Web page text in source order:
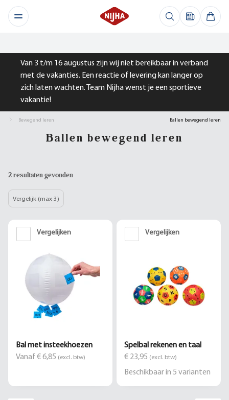
Van 3 t/m 16 augustus zijn wij niet bereikbaar in verband
met de vakanties. Een reactie of levering kan langer op
zich laten wachten. Team Nijha wenst je een sportieve
vakantie!
Bewegend leren Ballen bewegend leren
Ballen bewegend leren
2 resultaten gevonden
Vergelijk (max 3)
Vergelijken
Bal met insteekhoezen
Vanaf € 6,85 (excl. btw)
Vergelijken
Spelbal rekenen en taal
€ 23,95 (excl. btw)
Beschikbaar in 5 varianten